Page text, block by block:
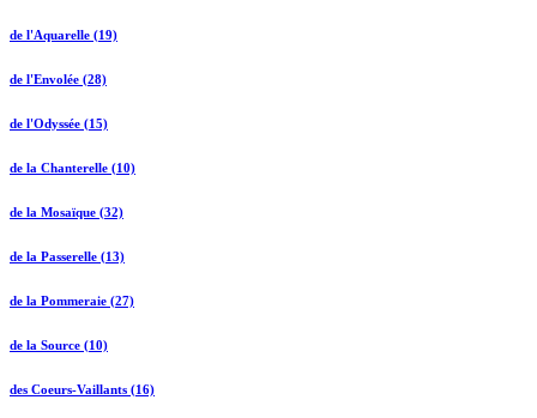
de l'Aquarelle (19)
de l'Envolée (28)
de l'Odyssée (15)
de la Chanterelle (10)
de la Mosaïque (32)
de la Passerelle (13)
de la Pommeraie (27)
de la Source (10)
des Coeurs-Vaillants (16)